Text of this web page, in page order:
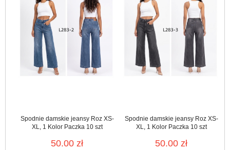
Spodnie damskie jeansy Roz XS-
XL, 1 Kolor Paczka 10 szt
50.00 zł
Spodnie damskie jeansy Roz XS-
XL, 1 Kolor Paczka 10 szt
50.00 zł